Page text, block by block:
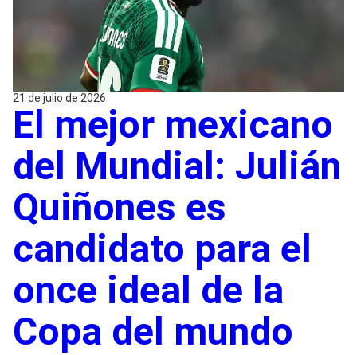
21 de julio de 2026
El mejor mexicano
del Mundial: Julián
Quiñones es
candidato para el
once ideal de la
Copa del mundo